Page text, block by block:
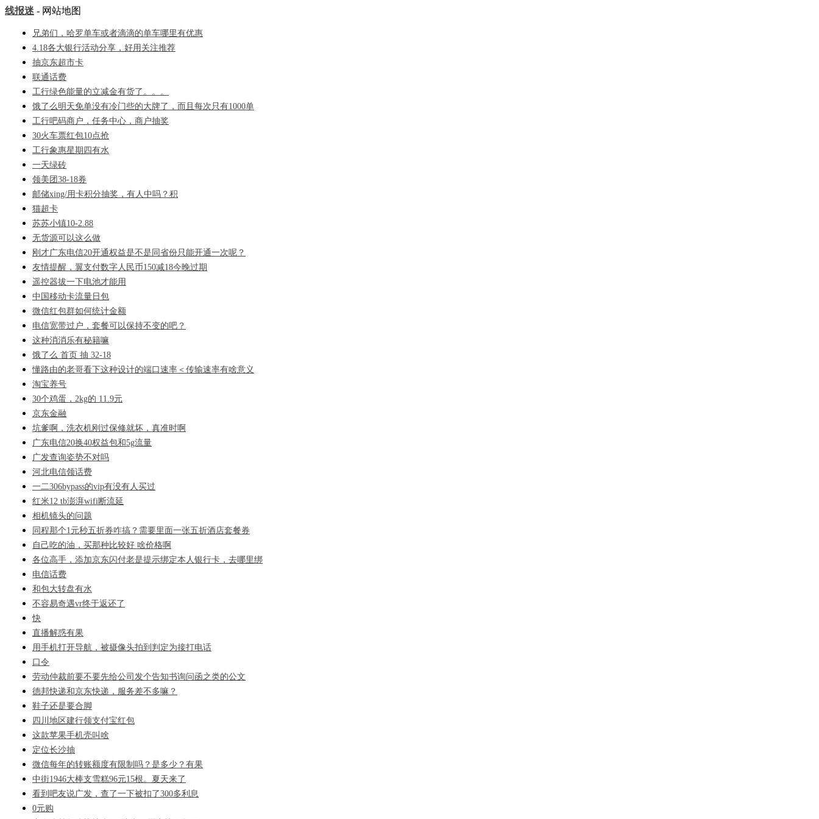
线报迷 - 网站地图
兄弟们，哈罗单车或者滴滴的单车哪里有优惠
4.18各大银行活动分享，好用关注推荐
抽京东超市卡
联通话费
工行绿色能量的立减金有货了。。。
饿了么明天免单没有冷门些的大牌了，而且每次只有1000单
工行吧码商户，任务中心，商户抽奖
30火车票红包10点抢
工行象惠星期四有水
一天绿砖
领美团38-18券
邮储xing/用卡积分抽奖，有人中吗？积
猫超卡
苏苏小镇10-2.88
无货源可以这么做
刚才广东电信20开通权益是不是同省份只能开通一次呢？
友情提醒，翼支付数字人民币150减18今晚过期
遥控器拔一下电池才能用
中国移动卡流量日包
微信红包群如何统计金额
电信宽带过户，套餐可以保持不变的吧？
这种消消乐有秘籍嘛
饿了么 首页 抽 32-18
懂路由的老哥看下这种设计的端口速率＜传输速率有啥意义
淘宝养号
30个鸡蛋，2kg的 11.9元
京东金融
坑爹啊，洗衣机刚过保修就坏，真准时啊
广东电信20换40权益包和5g流量
广发查询姿势不对吗
河北电信领话费
一二306bypass的vip有没有人买过
红米12 tb澎湃wifi断流延
相机镜头的问题
同程那个1元秒五折券咋搞？需要里面一张五折酒店套餐券
自己吃的油，买那种比较好 啥价格啊
各位高手，添加京东闪付老是提示绑定本人银行卡，去哪里绑
电信话费
和包大转盘有水
不容易奇遇vr终于返还了
快
直播解惑有果
用手机打开导航，被摄像头拍到判定为接打电话
口令
劳动仲裁前要不要先给公司发个告知书询问函之类的公文
德邦快递和京东快递，服务差不多嘛？
鞋子还是要合脚
四川地区建行领支付宝红包
这款苹果手机壳叫啥
定位长沙抽
微信每年的转账额度有限制吗？是多少？有果
中街1946大棒支雪糕96元15根。夏天来了
看到吧友说广发，查了一下被扣了300多利息
0元购